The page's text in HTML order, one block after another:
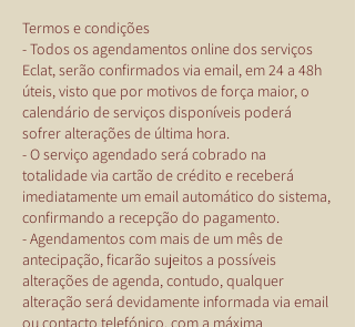
Termos e condições
- Todos os agendamentos online dos serviços
Eclat, serão confirmados via email, em 24 a 48h
úteis, visto que por motivos de força maior, o
calendário de serviços disponíveis poderá
sofrer alterações de última hora.
- O serviço agendado será cobrado na
totalidade via cartão de crédito e receberá
imediatamente um email automático do sistema,
confirmando a recepção do pagamento.
- Agendamentos com mais de um mês de
antecipação, ficarão sujeitos a possíveis
alterações de agenda, contudo, qualquer
alteração será devidamente informada via email
ou contacto telefónico, com a máxima